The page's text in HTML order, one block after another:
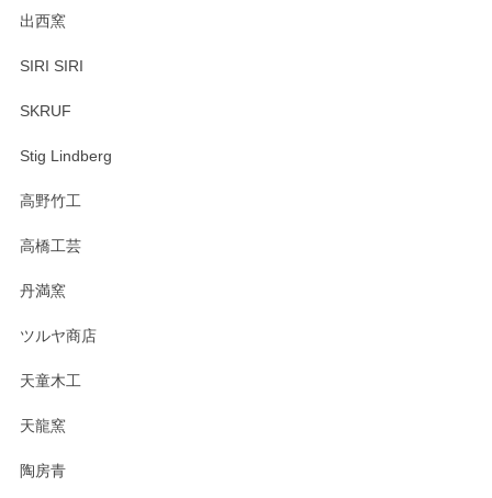
出西窯
SIRI SIRI
SKRUF
Stig Lindberg
高野竹工
高橋工芸
丹満窯
ツルヤ商店
天童木工
天龍窯
陶房青